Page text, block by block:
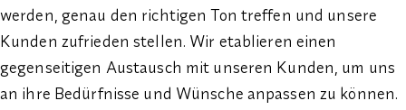
werden, genau den richtigen Ton treffen und unsere
Kunden zufrieden stellen. Wir etablieren einen
gegenseitigen Austausch mit unseren Kunden, um uns
an ihre Bedürfnisse und Wünsche anpassen zu können.